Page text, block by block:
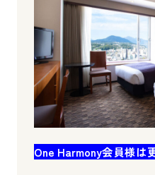
One Harmony会員様は